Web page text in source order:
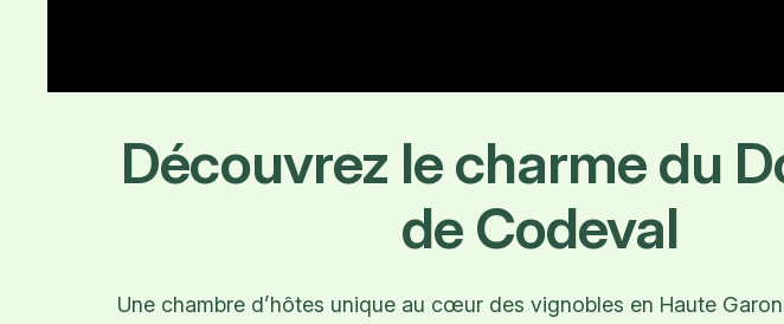
Découvrez le charme du
de Codeval
Une chambre d’hôtes unique au cœur des vignobles en Haute